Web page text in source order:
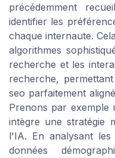
précédemment
identifier les
chaque internaute.
algorithmes
recherche et les
recherche,
seo parfaitement
Prenons par exemple
intègre une stratégie
l'IA. En analysant
données